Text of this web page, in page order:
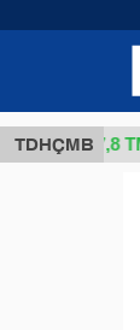
TDHÇMB
37,8 ТМТ